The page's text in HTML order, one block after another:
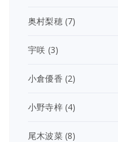
奥村梨穂(7)
宇咲 (3)
小倉優香 (2)
小野寺梓(4)
尾木波菜(8)